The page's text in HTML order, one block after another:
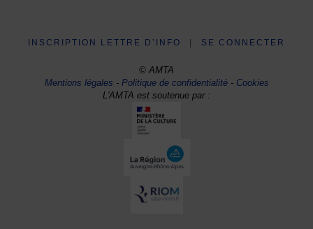
INSCRIPTION LETTRE D’INFO SE CONNECTER
© AMTA
Mentions légales -Politique de confidentialité- Cookies
L'AMTA est soutenue par :